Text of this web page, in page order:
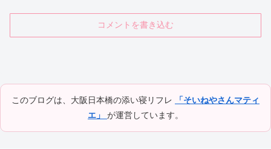
コメントを書き込む
このブログは、大阪日本橋の添い寝リフレ
「そいねやさんマティ
エ」 が運営しています。